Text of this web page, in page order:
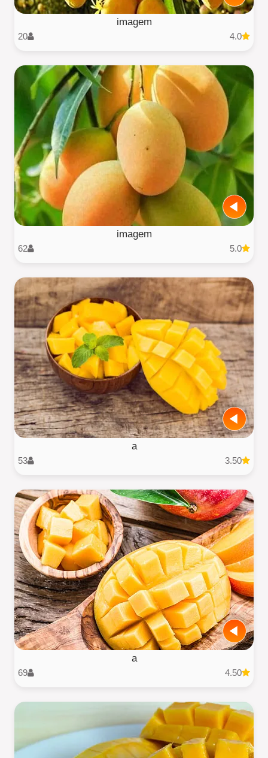
imagem
4.0
20
imagem
5.0
62
a
3.50
53
a
4.50
69